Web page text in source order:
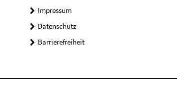
Impressum
Datenschutz
Barrierefreiheit